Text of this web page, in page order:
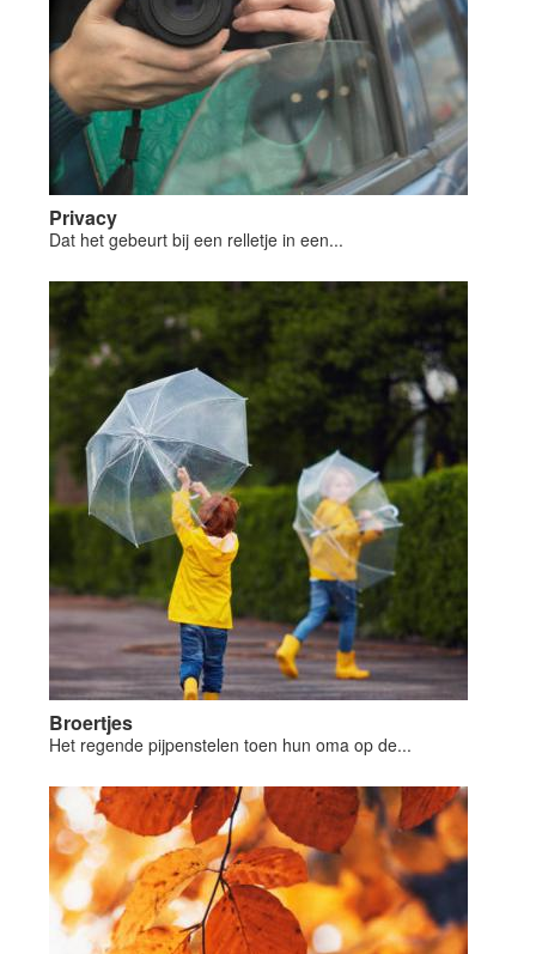
Privacy
Dat het gebeurt bij een relletje in een...
Broertjes
Het regende pijpenstelen toen hun oma op de...